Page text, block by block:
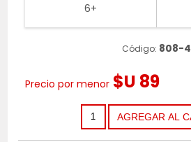
6+
Código: 808-4
Precio por menor $U 89